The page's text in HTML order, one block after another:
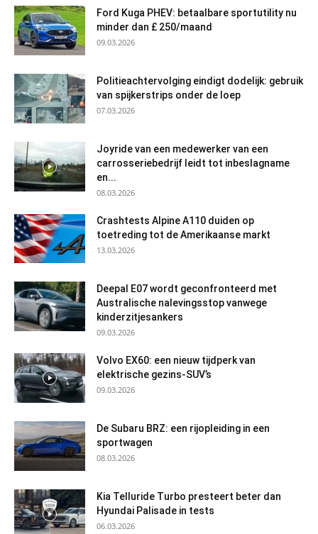
Ford Kuga PHEV: betaalbare sportutility nu
minder dan £ 250/maand
09.03.2026
Politieachtervolging eindigt dodelijk: gebruik
van spijkerstrips onder de loep
07.03.2026
Joyride van een medewerker van een
carrosseriebedrijf leidt tot inbeslagname
en...
08.03.2026
Crashtests Alpine A110 duiden op
toetreding tot de Amerikaanse markt
13.03.2026
Deepal E07 wordt geconfronteerd met
Australische nalevingsstop vanwege
kinderzitjesankers
09.03.2026
Volvo EX60: een nieuw tijdperk van
elektrische gezins-SUV’s
09.03.2026
De Subaru BRZ: een rijopleiding in een
sportwagen
08.03.2026
Kia Telluride Turbo presteert beter dan
Hyundai Palisade in tests
06.03.2026